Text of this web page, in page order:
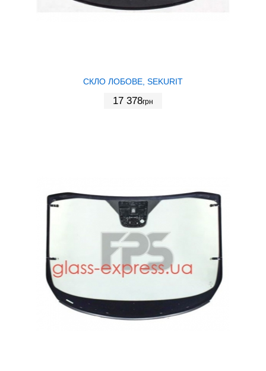
СКЛО ЛОБОВЕ, SEKURIT
17 378грн